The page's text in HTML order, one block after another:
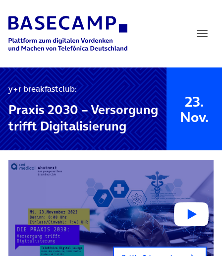
Main Navigation
y+r breakfastclub:
Praxis 2030 – Versorgung
trifft Digitalisierung
23.
Nov.